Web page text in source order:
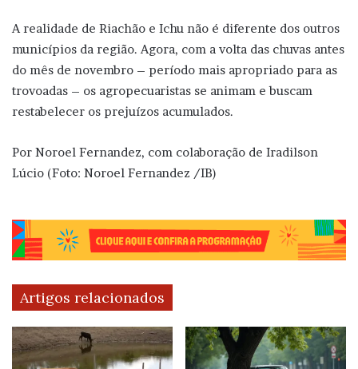
A realidade de Riachão e Ichu não é diferente dos outros
municípios da região. Agora, com a volta das chuvas antes
do mês de novembro – período mais apropriado para as
trovoadas – os agropecuaristas se animam e buscam
restabelecer os prejuízos acumulados.
Por Noroel Fernandez, com colaboração de Iradilson
Lúcio (Foto: Noroel Fernandez /IB)
Artigos relacionados